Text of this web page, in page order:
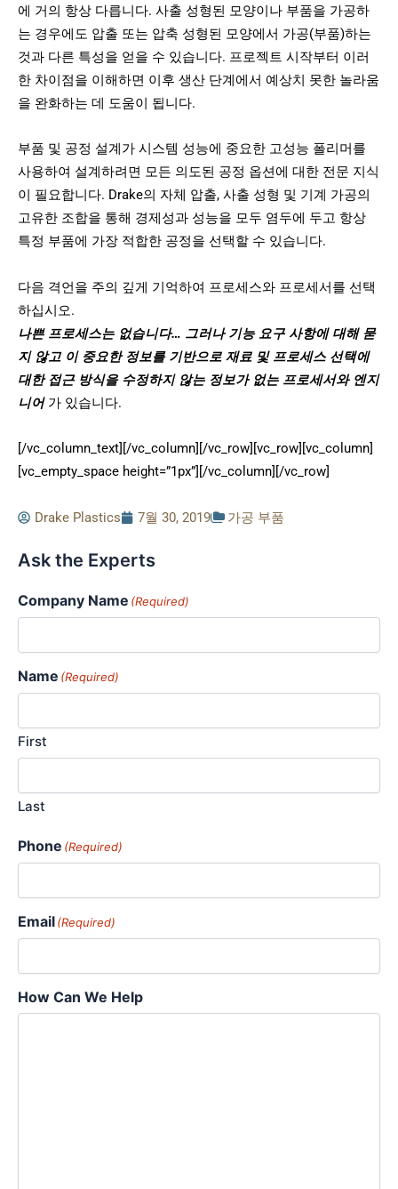
에 거의 항상 다릅니다. 사출 성형된 모양이나 부품을 가공하
는 경우에도 압출 또는 압축 성형된 모양에서 가공(부품)하는
것과 다른 특성을 얻을 수 있습니다. 프로젝트 시작부터 이러
한 차이점을 이해하면 이후 생산 단계에서 예상치 못한 놀라움
을 완화하는 데 도움이 됩니다.
부품 및 공정 설계가 시스템 성능에 중요한 고성능 폴리머를
사용하여 설계하려면 모든 의도된 공정 옵션에 대한 전문 지식
이 필요합니다. Drake의 자체 압출, 사출 성형 및 기계 가공의
고유한 조합을 통해 경제성과 성능을 모두 염두에 두고 항상
특정 부품에 가장 적합한 공정을 선택할 수 있습니다.
다음 격언을 주의 깊게 기억하여 프로세스와 프로세서를 선택
하십시오.
나쁜 프로세스는 없습니다… 그러나 기능 요구 사항에 대해 묻
지 않고 이 중요한 정보를 기반으로 재료 및 프로세스 선택에
대한 접근 방식을 수정하지 않는 정보가 없는 프로세서와 엔지
니어가 있습니다.
[/vc_column_text][/vc_column][/vc_row][vc_row][vc_column]
[vc_empty_space height=”1px”][/vc_column][/vc_row]
Drake Plastics 7월 30, 2019 가공 부품
Ask the Experts
Company Name (Required)
Name (Required)
First
Last
Phone (Required)
Email(Required)
How Can We Help